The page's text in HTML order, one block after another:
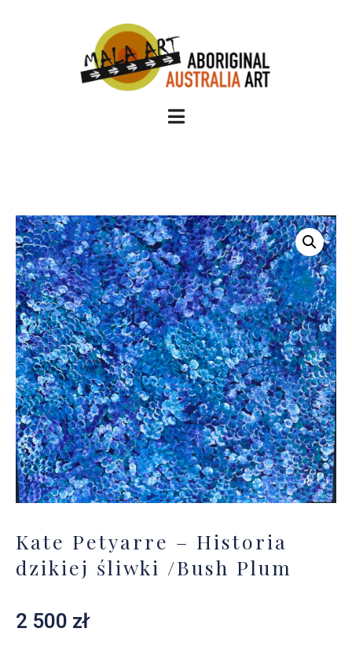
Kate Petyarre – Historia
dzikiej śliwki /Bush Plum
2 500 zł